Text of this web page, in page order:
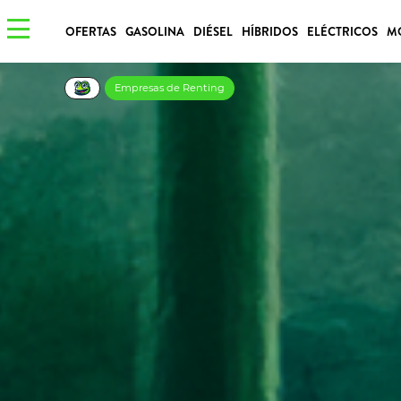
OFERTAS GASOLINA DIÉSEL HÍBRIDOS ELÉCTRICOS
Empresas de Renting